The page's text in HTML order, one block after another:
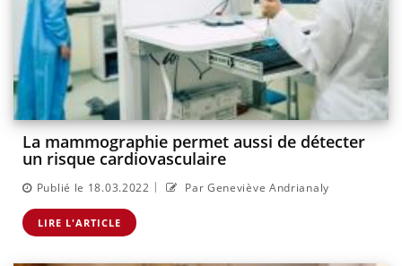
La mammographie permet aussi de détecter
un risque cardiovasculaire
Publié le 18.03.2022 | Par Geneviève Andrianaly
LIRE L'ARTICLE